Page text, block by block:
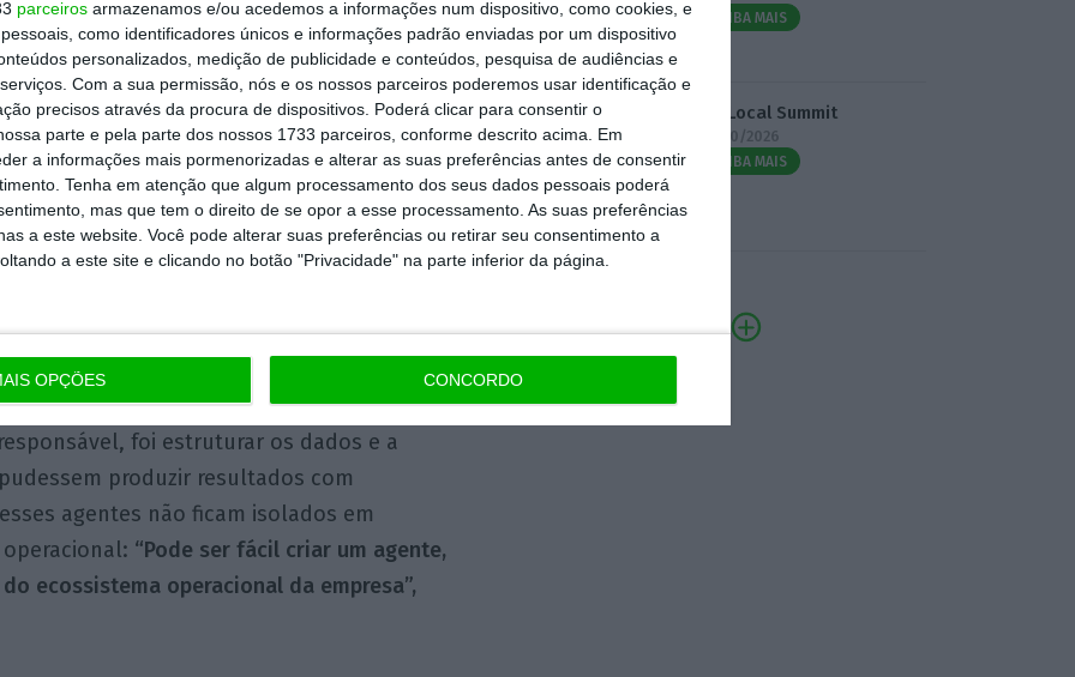
parceiros armazenamos e/ou acedemos a informações num dispositivo, como cookies, e
como identificadores únicos e informações padrão enviadas por um dispositivo
personalizados, medição de publicidade e conteúdos, pesquisa de audiências e
Com a sua permissão, nós e os nossos parceiros poderemos usar identificação e
precisos através da procura de dispositivos. Poderá clicar para consentir o
parte e pela parte dos nossos 1733 parceiros, conforme descrito acima. Em
a informações mais pormenorizadas e alterar as suas preferências antes de consentir
Tenha em atenção que algum processamento dos seus dados pessoais poderá
mas que tem o direito de se opor a esse processamento. As suas preferências
a este website. Você pode alterar suas preferências ou retirar seu consentimento a
a este site e clicando no botão "Privacidade" na parte inferior da página.
OPÇÕES CONCORDO
do El Corte Inglés Portugal,Carlos
Silva, responsável da área de IA dos CTT, e
, cofundador e Senior Data Scientist da
discutiram casos concretos de utilização
retalho, logística e comércio eletrónico.
Reis Teixeira começou por afastar a ideia
esta tecnologia:
grandes especialistas em IA neste
assumiu.
foi estruturar os dados e a
produzir resultados com
agentes não ficam isolados em
“Pode ser fácil criar um agente,
ecossistema operacional da empresa”,
SAIBA MAIS
3.º Local Summit
07/10/2026
SAIBA MAIS